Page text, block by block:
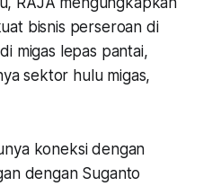
bisnis perseroan di
migas lepas pantai,
sektor hulu migas,
koneksi dengan
dengan Suganto